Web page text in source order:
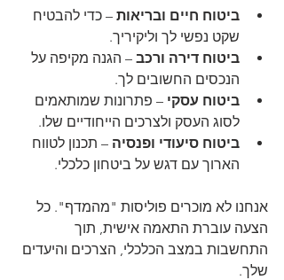
ביטוח חיים ובריאות – כדי להבטיח
שקט נפשי לך וליקיריך.
ביטוח דירה ורכב – הגנה מקיפה על
הנכסים החשובים לך.
ביטוח עסקי – פתרונות שמותאמים
לסוג העסק ולצרכים הייחודיים שלו.
ביטוח סיעודי ופנסיה – תכנון לטווח
הארוך עם דגש על ביטחון כלכלי.
אנחנו לא מוכרים פוליסות "מהמדף". כל
הצעה עוברת התאמה אישית, תוך
התחשבות במצב הכלכלי, הצרכים והיעדים
שלך.